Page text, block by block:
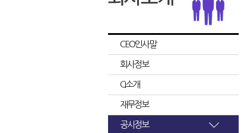
CEO인사말
회사정보
CI소개
재무정보
공시정보